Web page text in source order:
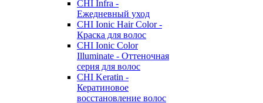
CHI Infra -
Ежедневный уход
CHI Ionic Hair Color -
Краска для волос
CHI Ionic Color
Illuminate - Оттеночная
серия для волос
CHI Keratin -
Кератиновое
восстановление волос